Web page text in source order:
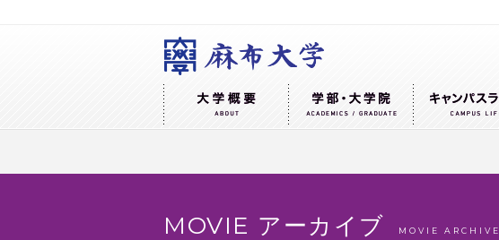
MOVIE アーカイブ MOVIE ARCHIVE